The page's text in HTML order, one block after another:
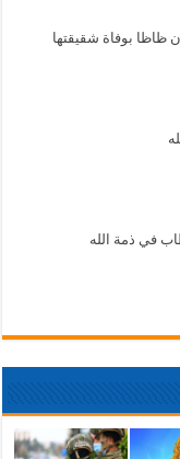
ظاظا بوفاة شقيقتها
في ذمة الله